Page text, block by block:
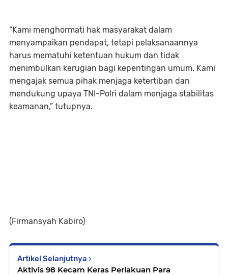
“Kami menghormati hak masyarakat dalam
menyampaikan pendapat, tetapi pelaksanaannya
harus mematuhi ketentuan hukum dan tidak
menimbulkan kerugian bagi kepentingan umum. Kami
mengajak semua pihak menjaga ketertiban dan
mendukung upaya TNI-Polri dalam menjaga stabilitas
keamanan,” tutupnya.
(Firmansyah Kabiro)
Artikel Selanjutnya
Aktivis 98 Kecam Keras Perlakuan Para